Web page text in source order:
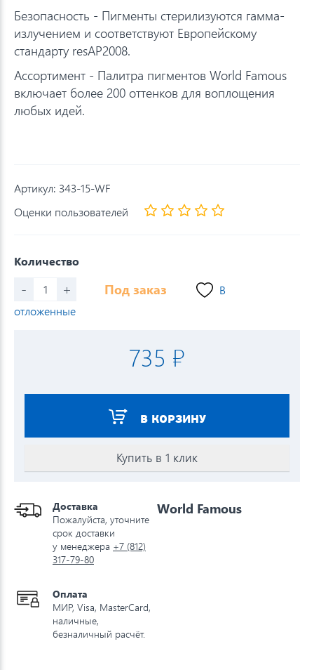
Безопасность - Пигменты стерилизуются гамма-
излучением и соответствуют Европейскому
стандарту resAP2008.
Ассортимент - Палитра пигментов World Famous
включает более 200 оттенков для воплощения
любых идей.
Артикул: 343-15-WF
Оценки пользователей
Количество
- + Под заказ
В
отложенные
735 ₽
В КОРЗИНУ
Купить в 1 клик
Доставка
Пожалуйста, уточните
срок доставки
у менеджера +7 (812)
317-79-80
Оплата
МИР, Visa, MasterCard,
наличные,
безналичный расчёт.
World Famous